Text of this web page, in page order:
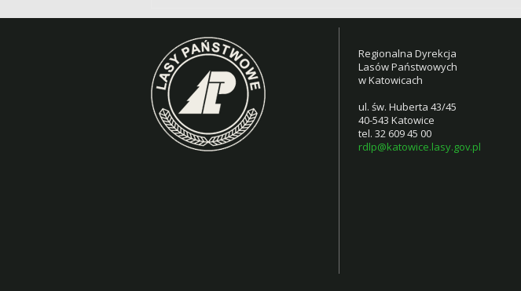
Regionalna Dyrekcja
Lasów Państwowych
w Katowicach
ul. św. Huberta 43/45
40-543 Katowice
tel. 32 609 45 00
rdlp@katowice.lasy.gov.pl